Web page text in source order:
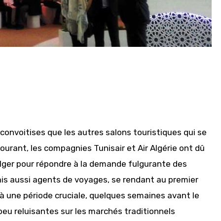
que les autres salons touristiques qui se
les compagnies Tunisair et Air Algérie ont dû
pour répondre à la demande fulgurante des
aussi agents de voyages, se rendant au premier
période cruciale, quelques semaines avant le
reluisantes sur les marchés traditionnels